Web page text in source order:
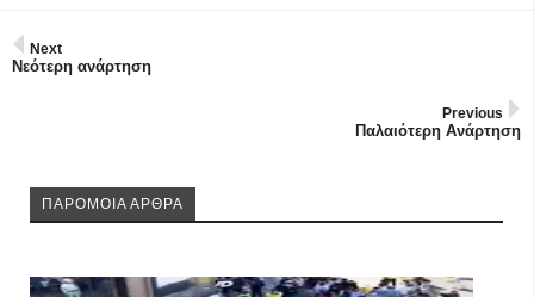
Next
Νεότερη ανάρτηση
Previous
Παλαιότερη Ανάρτηση
ΠΑΡΟΜΟΙΑ ΑΡΘΡΑ